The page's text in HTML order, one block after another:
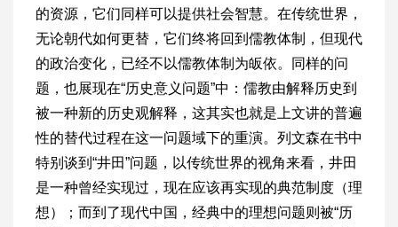
的资源，它们同样可以提供社会智慧。在传统世界，
无论朝代如何更替，它们终将回到儒教体制，但现代
的政治变化，已经不以儒教体制为皈依。同样的问
题，也展现在“历史意义问题”中：儒教由解释历史到
被一种新的历史观解释，这其实也就是上文讲的普遍
性的替代过程在这一问题域下的重演。列文森在书中
特别谈到“井田”问题，以传统世界的视角来看，井田
是一种曾经实现过，现在应该再实现的典范制度（理
想）；而到了现代中国，经典中的理想问题则被“历